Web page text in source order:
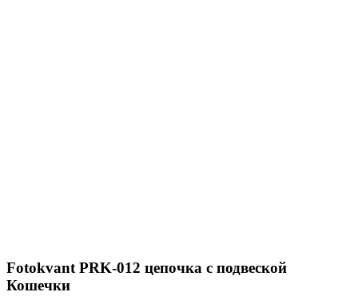
Fotokvant PRK-012 цепочка с подвеской
Кошечки